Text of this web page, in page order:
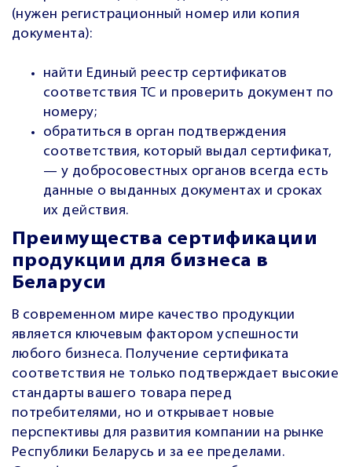
(нужен регистрационный номер или копия
документа):
найти Единый реестр сертификатов
соответствия ТС и проверить документ по
номеру;
обратиться в орган подтверждения
соответствия, который выдал сертификат,
— у добросовестных органов всегда есть
данные о выданных документах и сроках
их действия.
Преимущества сертификации
продукции для бизнеса в
Беларуси
В современном мире качество продукции
является ключевым фактором успешности
любого бизнеса. Получение сертификата
соответствия не только подтверждает высокие
стандарты вашего товара перед
потребителями, но и открывает новые
перспективы для развития компании на рынке
Республики Беларусь и за ее пределами.